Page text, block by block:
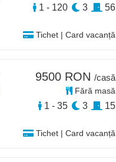
Tichet | Card vacanță
1 - 120 3 56
Tichet | Card vacanță
9500 RON /casă
Fără masă
1 - 35 3 15